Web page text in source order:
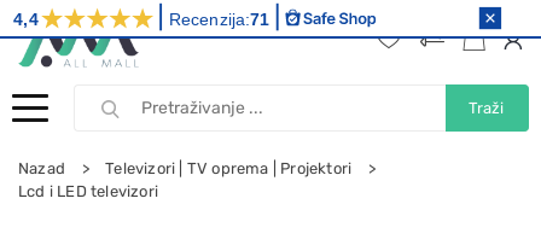
Traži
Nazad
Televizori | TV oprema | Projektori
Lcd i LED televizori
4,4 Recenzija:71